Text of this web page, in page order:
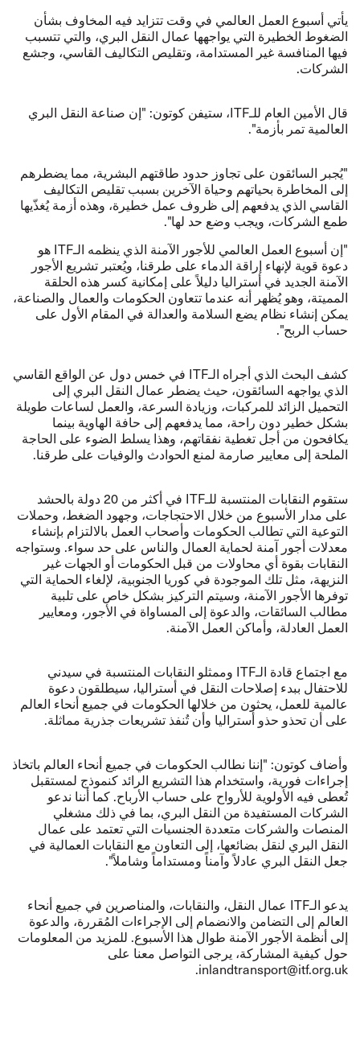
يأتي أسبوع العمل العالمي في وقت تتزايد فيه المخاوف بشأن
الضغوط الخطيرة التي يواجهها عمال النقل البري، والتي تتسبب
فيها المنافسة غير المستدامة، وتقليص التكاليف القاسي، وجشع
الشركات.
قال الأمين العام للـITF، ستيفن كوتون: "إن صناعة النقل البري
العالمية تمر بأزمة".
"يُجبر السائقون على تجاوز حدود طاقتهم البشرية، مما يضطرهم
إلى المخاطرة بحياتهم وحياة الآخرين بسبب تقليص التكاليف
القاسي الذي يدفعهم إلى ظروف عمل خطيرة، وهذه أزمة يُغذّيها
طمع الشركات، ويجب وضع حد لها".
"إن أسبوع العمل العالمي للأجور الآمنة الذي ينظمه الـITF هو
دعوة قوية لإنهاء إراقة الدماء على طرقنا، ويُعتبر تشريع الأجور
الآمنة الجديد في أستراليا دليلاً على إمكانية كسر هذه الحلقة
المميتة، وهو يُظهر أنه عندما تتعاون الحكومات والعمال والصناعة،
يمكن إنشاء نظام يضع السلامة والعدالة في المقام الأول على
حساب الربح".
كشف البحث الذي أجراه الـITF في خمس دول عن الواقع القاسي
الذي يواجهه السائقون، حيث يضطر عمال النقل البري إلى
التحميل الزائد للمركبات، وزيادة السرعة، والعمل لساعات طويلة
بشكل خطير دون راحة، مما يدفعهم إلى حافة الهاوية بينما
يكافحون من أجل تغطية نفقاتهم، وهذا يسلط الضوء على الحاجة
الملحة إلى معايير صارمة لمنع الحوادث والوفيات على طرقنا.
ستقوم النقابات المنتسبة للـITF في أكثر من 20 دولة بالحشد
على مدار الأسبوع من خلال الاحتجاجات، وجهود الضغط، وحملات
التوعية التي تطالب الحكومات وأصحاب العمل بالالتزام بإنشاء
معدلات أجور آمنة لحماية العمال والناس على حد سواء. وستواجه
النقابات بقوة أي محاولات من قبل الحكومات أو الجهات غير
النزيهة، مثل تلك الموجودة في كوريا الجنوبية، لإلغاء الحماية التي
توفرها الأجور الآمنة، وسيتم التركيز بشكل خاص على تلبية
مطالب السائقات، والدعوة إلى المساواة في الأجور، ومعايير
العمل العادلة، وأماكن العمل الآمنة.
مع اجتماع قادة الـITF وممثلو النقابات المنتسبة في سيدني
للاحتفال ببدء إصلاحات النقل في أستراليا، سيطلقون دعوة
عالمية للعمل، يحثون من خلالها الحكومات في جميع أنحاء العالم
على أن تحذو حذو أستراليا وأن تُنفذ تشريعات جذرية مماثلة.
وأضاف كوتون: "إننا نطالب الحكومات في جميع أنحاء العالم باتخاذ
إجراءات فورية، واستخدام هذا التشريع الرائد كنموذج لمستقبل
تُعطى فيه الأولوية للأرواح على حساب الأرباح. كما أننا ندعو
الشركات المستفيدة من النقل البري، بما في ذلك مشغلي
المنصات والشركات متعددة الجنسيات التي تعتمد على عمال
النقل البري لنقل بضائعها، إلى التعاون مع النقابات العمالية في
جعل النقل البري عادلاً وآمناً ومستداماً وشاملاً".
يدعو الـITF عمال النقل، والنقابات، والمناصرين في جميع أنحاء
العالم إلى التضامن والانضمام إلى الإجراءات المُقررة، والدعوة
إلى أنظمة الأجور الآمنة طوال هذا الأسبوع. للمزيد من المعلومات
حول كيفية المشاركة، يرجى التواصل معنا على
inlandtransport@itf.org.uk
.